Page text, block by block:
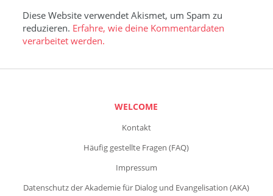
Diese Website verwendet Akismet, um Spam zu
reduzieren. Erfahre, wie deine Kommentardaten
verarbeitet werden.
WELCOME
Kontakt
Häufig gestellte Fragen (FAQ)
Impressum
Datenschutz der Akademie für Dialog und Evangelisation (AKA)